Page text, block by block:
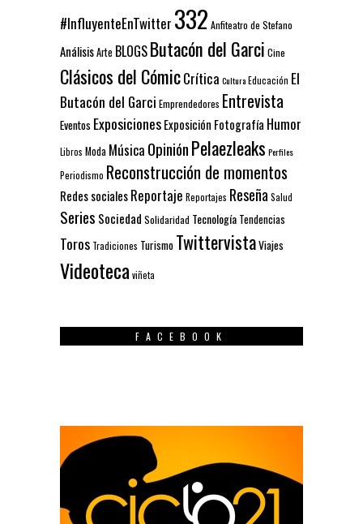
#InfluyenteEnTwitter 332 Anfiteatro de Stefano
AnálisisArte BLOGSButacón del Garci Cine
Clásicos del CómicCrítica CulturaEducación El
Butacón del Garci Emprendedores Entrevista
Eventos ExposicionesExposición Fotografía Humor
Libros Moda Música OpiniónPelaezleaks Perfiles
Periodismo Reconstrucción de momentos
Redes socialesReportaje Reportajes ReseñaSalud
Series Sociedad Solidaridad Tecnología Tendencias
Toros Tradiciones Turismo TwittervistaViajes
Videotecaviñeta
FACEBOOK